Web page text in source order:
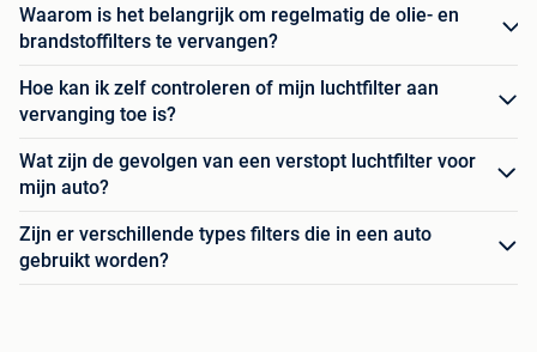
Waarom is het belangrijk om regelmatig de olie- en
brandstoffilters te vervangen?
Hoe kan ik zelf controleren of mijn luchtfilter aan
vervanging toe is?
Wat zijn de gevolgen van een verstopt luchtfilter voor
mijn auto?
Zijn er verschillende types filters die in een auto
gebruikt worden?